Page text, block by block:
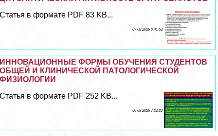
Статья в формате PDF 83 KB...
07 08 2026 0:41:53
ИННОВАЦИОННЫЕ ФОРМЫ ОБУЧЕНИЯ СТУДЕНТОВ
ОБЩЕЙ И КЛИНИЧЕСКОЙ ПАТОЛОГИЧЕСКОЙ
ФИЗИОЛОГИИ
Статья в формате PDF 252 KB...
06 08 2026 7:23:20